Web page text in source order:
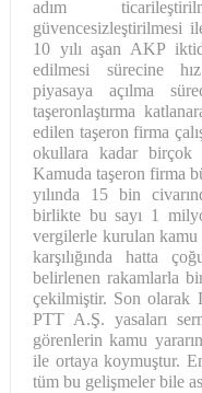
adım
güvencesizleştirilmesi
10 yılı aşan AKP
edilmesi sürecine
piyasaya açılma
taşeronlaştırma
edilen taşeron firma
okullara kadar birçok
Kamuda taşeron firma
yılında 15 bin
birlikte bu sayı 1
vergilerle kurulan kamu
karşılığında hatta
belirlenen rakamlarla
çekilmiştir. Son olarak
PTT A.Ş. yasaları
görenlerin kamu
ile ortaya koymuştur.
tüm bu gelişmeler bile